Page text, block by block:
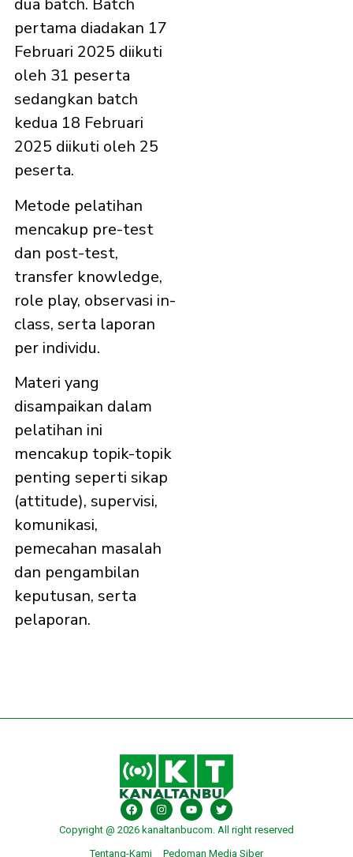
dua batch. Batch
pertama diadakan 17
Februari 2025 diikuti
oleh 31 peserta
sedangkan batch
kedua 18 Februari
2025 diikuti oleh 25
peserta.
Metode pelatihan
mencakup pre-test
dan post-test,
transfer knowledge,
role play, observasi in-
class, serta laporan
per individu.
Materi yang
disampaikan dalam
pelatihan ini
mencakup topik-topik
penting seperti sikap
(attitude), supervisi,
komunikasi,
pemecahan masalah
dan pengambilan
keputusan, serta
pelaporan.
Copyright @ 2026 kanaltanbucom. All right reserved
Tentang-Kami
Pedoman Media Siber